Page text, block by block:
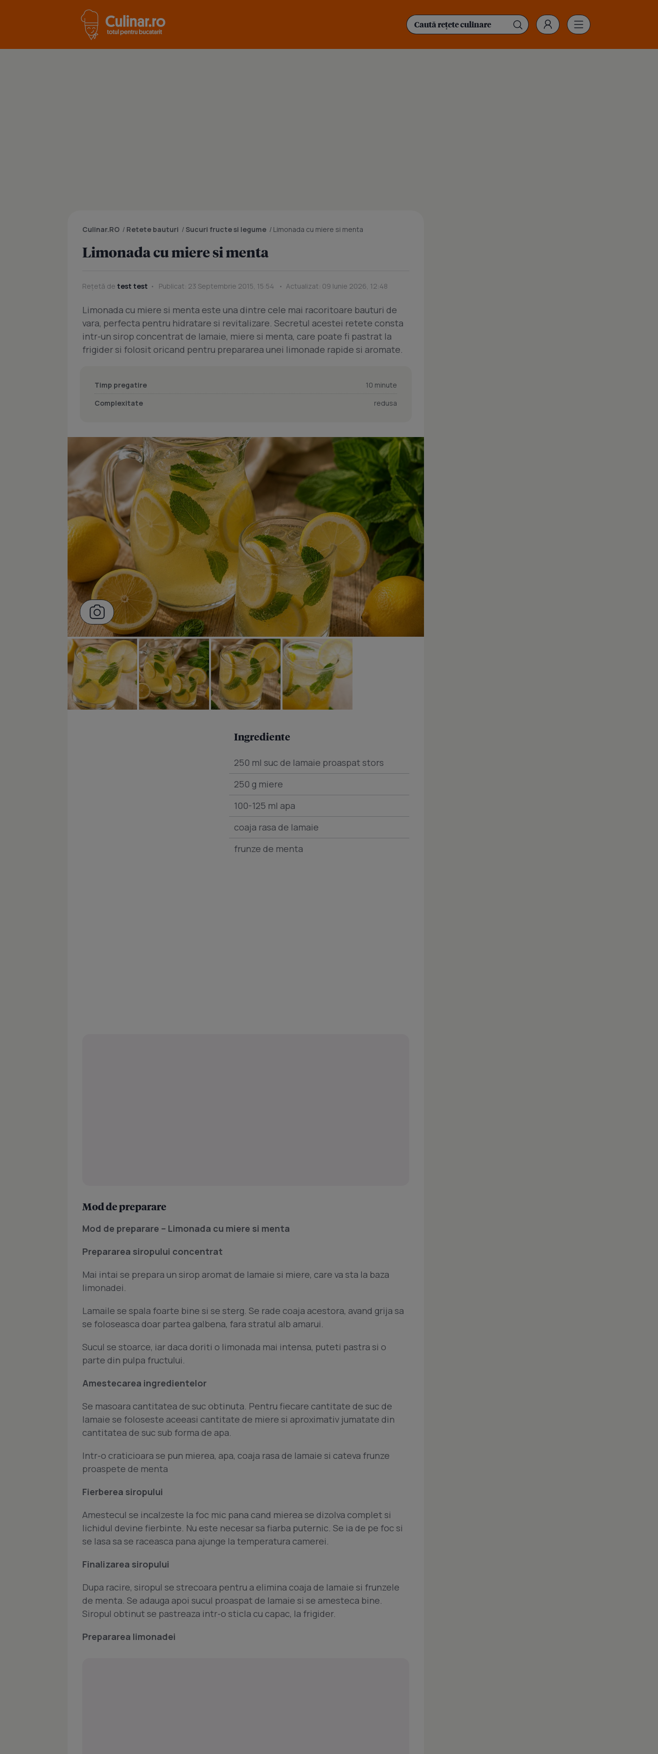
Culinar.RO / Retete bauturi / Sucuri fructe si legume / Limonada cu miere si menta
Limonada cu miere si menta
Rețetă de test test Publicat: 23 Septembrie 2015, 15:54 • Actualizat: 09 Iunie 2026, 12:48
Limonada cu miere si menta este una dintre cele mai racoritoare bauturi de
vara, perfecta pentru hidratare si revitalizare. Secretul acestei retete consta
intr-un sirop concentrat de lamaie, miere si menta, care poate fi pastrat la
frigider si folosit oricand pentru prepararea unei limonade rapide si aromate.
Timp pregatire
10 minute
Complexitate
redusa
Ingrediente
250 ml suc de lamaie proaspat stors
250 g miere
100-125 ml apa
coaja rasa de lamaie
frunze de menta
Mod de preparare
Mod de preparare – Limonada cu miere si menta
Prepararea siropului concentrat
Mai intai se prepara un sirop aromat de lamaie si miere, care va sta la baza
limonadei.
Lamaile se spala foarte bine si se sterg. Se rade coaja acestora, avand grija sa
se foloseasca doar partea galbena, fara stratul alb amarui.
Sucul se stoarce, iar daca doriti o limonada mai intensa, puteti pastra si o
parte din pulpa fructului.
Amestecarea ingredientelor
Se masoara cantitatea de suc obtinuta. Pentru fiecare cantitate de suc de
lamaie se foloseste aceeasi cantitate de miere si aproximativ jumatate din
cantitatea de suc sub forma de apa.
Intr-o craticioara se pun mierea, apa, coaja rasa de lamaie si cateva frunze
proaspete de menta
Fierberea siropului
Amestecul se incalzeste la foc mic pana cand mierea se dizolva complet si
lichidul devine fierbinte. Nu este necesar sa fiarba puternic. Se ia de pe foc si
se lasa sa se raceasca pana ajunge la temperatura camerei.
Finalizarea siropului
Dupa racire, siropul se strecoara pentru a elimina coaja de lamaie si frunzele
de menta. Se adauga apoi sucul proaspat de lamaie si se amesteca bine.
Siropul obtinut se pastreaza intr-o sticla cu capac, la frigider.
Prepararea limonadei